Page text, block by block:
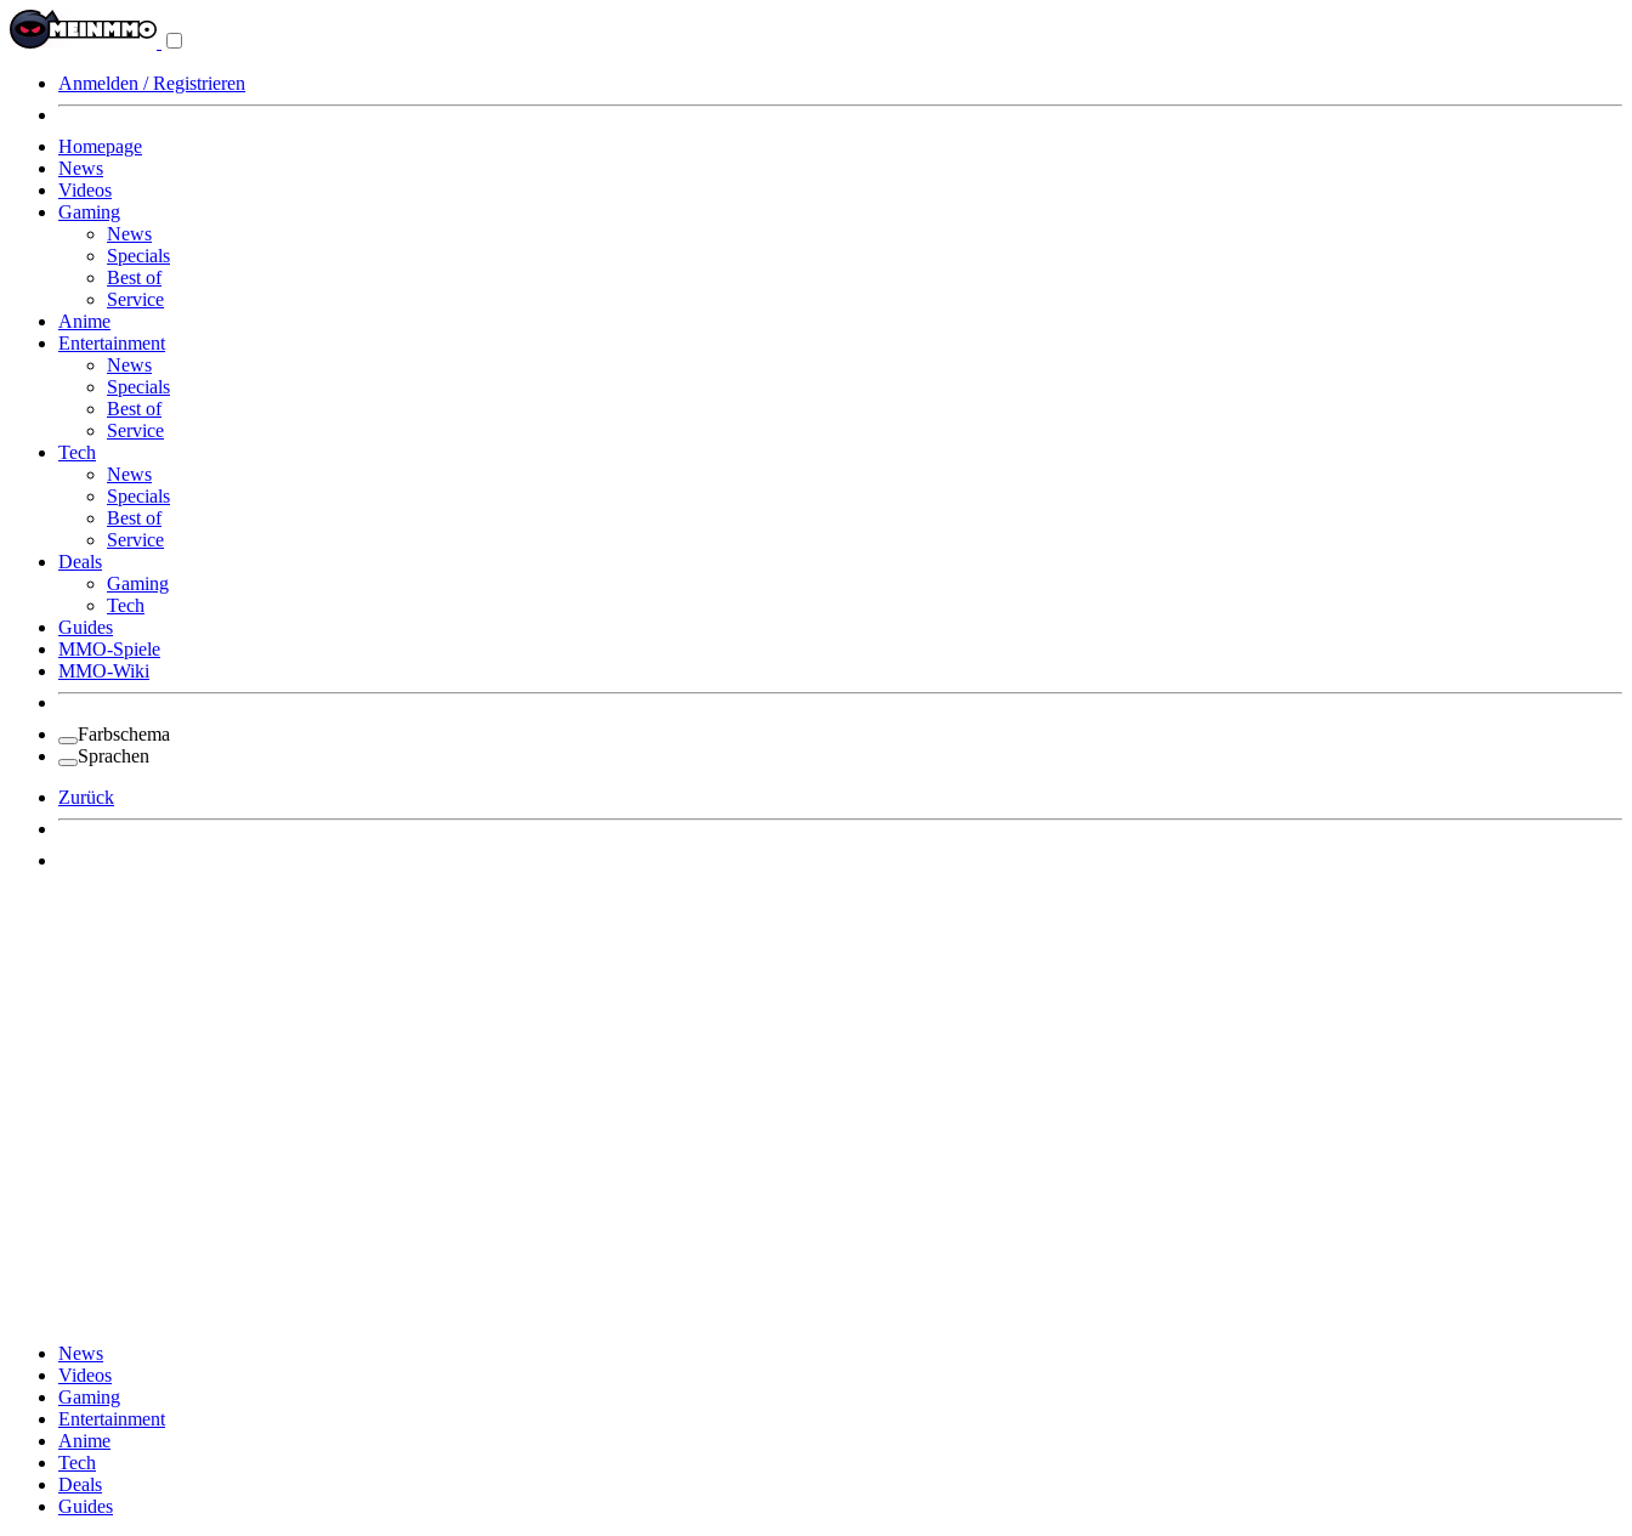
Anmelden / Registrieren
Homepage
News
Videos
Gaming
News
Specials
Best of
Service
Anime
Entertainment
News
Specials
Best of
Service
Tech
News
Specials
Best of
Service
Deals
Gaming
Tech
Guides
MMO-Spiele
MMO-Wiki
Farbschema
Sprachen
Zurück
News
Videos
Gaming
Entertainment
Anime
Tech
Deals
Guides